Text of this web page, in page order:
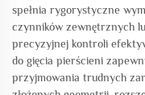
spełnia rygorystyczne
czynników zewnętrznych
precyzyjnej kontroli
do gięcia pierścieni
przyjmowania trudnych